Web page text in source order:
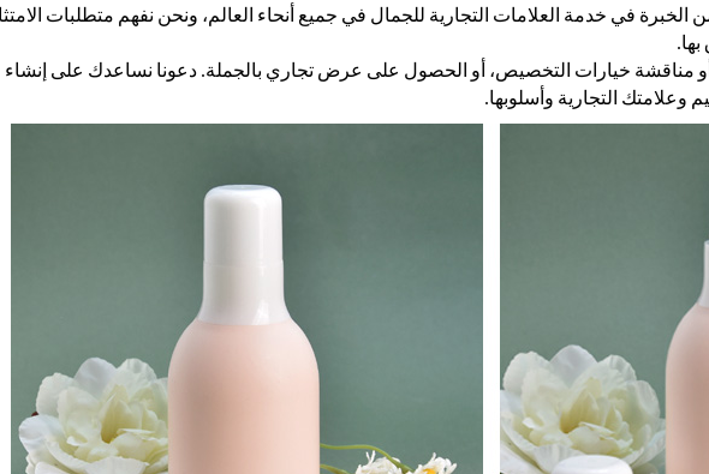
في خدمة العلامات التجارية للجمال في جميع أنحاء العالم، ونحن نفهم متطلبات
أو مناقشة خيارات التخصيص، أو الحصول على عرض تجاري بالجملة. دعونا نساعدك على
التجارية وأسلوبها.